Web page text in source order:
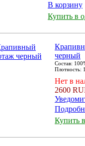
В корзину
Купить в
черный
Состав:
Плотность:
Нет в
2600
Купить